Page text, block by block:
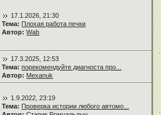
17.1.2026, 21:30
Тема: Плохая работа печки
Автор: Wab
17.3.2025, 12:53
Тема: порекомендуйте диагноста про...
Автор: Mexanuk
1.9.2022, 23:19
Тема: Проверка истории любого автомо...